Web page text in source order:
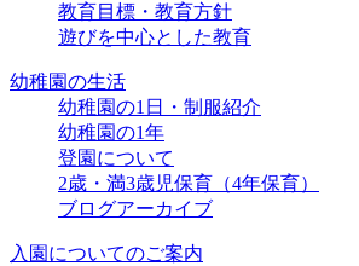
教育目標・教育方針
遊びを中心とした教育
幼稚園の生活
幼稚園の1日・制服紹介
幼稚園の1年
登園について
2歳・満3歳児保育（4年保育）
ブログアーカイブ
入園についてのご案内